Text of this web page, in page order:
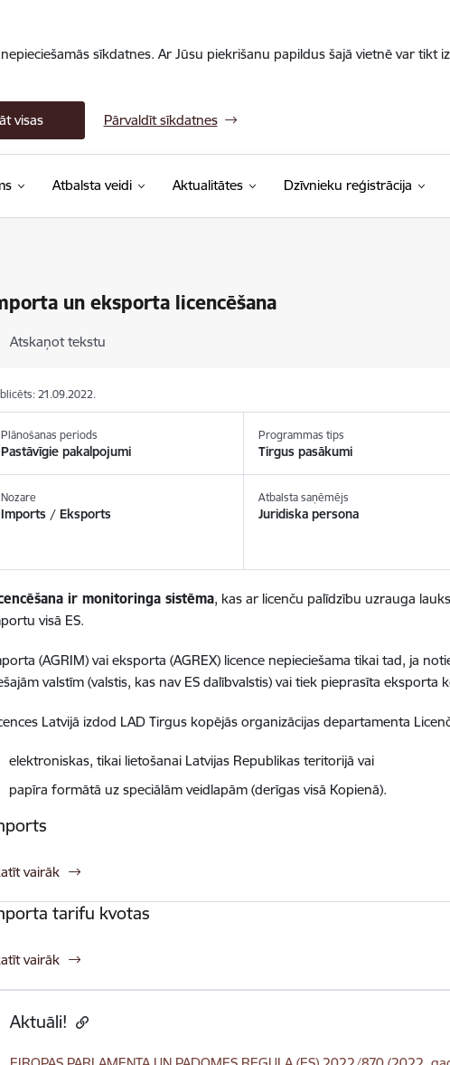
sīkdatnes. Ar Jūsu piekrišanu papildus šajā vietnē var tikt
visas Pārvaldīt sīkdatnes
Atbalsta veidi Aktualitātes Dzīvnieku reģistrācija
un eksporta licencēšana
Atskaņot tekstu
21.09.2022.
Plānošanas periods
Pastāvīgie pakalpojumi
Programmas tips
Tirgus pasākumi
Nozare
Imports / Eksports
Atbalsta saņēmējs
Juridiska persona
ir monitoringa sistēma, kas ar licenču palīdzību uzrauga
visā ES.
(AGRIM) vai eksporta (AGREX) licence nepieciešama tikai tad, ja
valstīm (valstis, kas nav ES dalībvalstis) vai tiek pieprasīta eksporta
Latvijā izdod LAD Tirgus kopējās organizācijas departamenta
elektroniskas, tikai lietošanai Latvijas Republikas teritorijā vai
papīra formātā uz speciālām veidlapām (derīgas visā Kopienā).
vairāk
tarifu kvotas
vairāk
Aktuāli!